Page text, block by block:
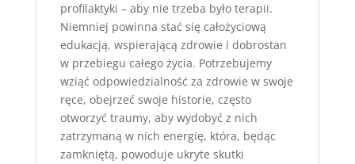
profilaktyki – aby nie trzeba było terapii.
Niemniej powinna stać się całożyciową
edukacją, wspierającą zdrowie i dobrostan
w przebiegu całego życia. Potrzebujemy
wziąć odpowiedzialność za zdrowie w swoje
ręce, obejrzeć swoje historie, często
otworzyć traumy, aby wydobyć z nich
zatrzymaną w nich energię, która, będąc
zamkniętą, powoduje ukryte skutki